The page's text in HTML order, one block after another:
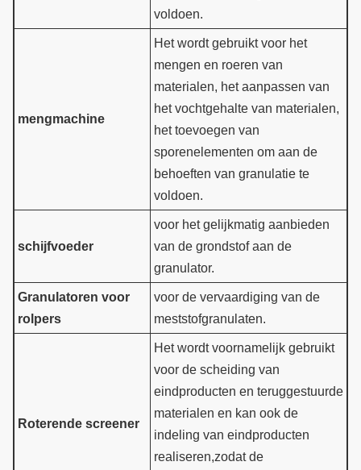
voldoen.
mengmachine
Het wordt gebruikt voor het
mengen en roeren van
materialen, het aanpassen van
het vochtgehalte van materialen,
het toevoegen van
sporenelementen om aan de
behoeften van granulatie te
voldoen.
schijfvoeder
voor het gelijkmatig aanbieden
van de grondstof aan de
granulator.
Granulatoren voor
rolpers
voor de vervaardiging van de
meststofgranulaten.
Roterende screener
Het wordt voornamelijk gebruikt
voor de scheiding van
eindproducten en teruggestuurde
materialen en kan ook de
indeling van eindproducten
realiseren,zodat de